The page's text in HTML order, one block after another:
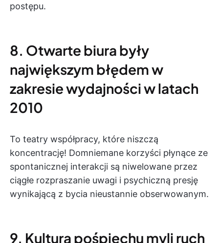
postępu.
8. Otwarte biura były
największym błędem w
zakresie wydajności w latach
2010
To teatry współpracy, które niszczą
koncentrację! Domniemane korzyści płynące ze
spontanicznej interakcji są niwelowane przez
ciągłe rozpraszanie uwagi i psychiczną presję
wynikającą z bycia nieustannie obserwowanym.
9. Kultura pośpiechu myli ruch